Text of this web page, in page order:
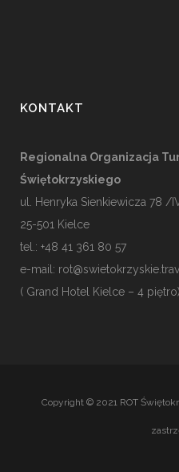
KONTAKT
Regionalna Organizacja
Świętokrzyskiego
ul. Henryka Sienkiewicza 78 /
25-501 Kielce
tel.: +48 41 361 80 57
e-mail:
( Grand Hotel Kielce – 4 piętro)
Copyright © 2021 ROT